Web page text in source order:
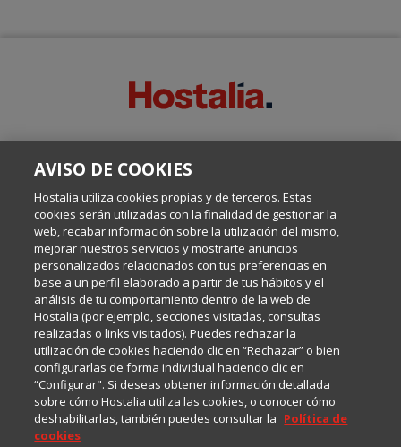
Escrito por el equipo de Comunicación de Hostalia, dirigido por
Internet y Tecnología.
Política de privacidad
Política de cookies
Aviso legal
AVISO DE COOKIES
Hostalia utiliza cookies propias y de terceros. Estas
cookies serán utilizadas con la finalidad de gestionar la
web, recabar información sobre la utilización del mismo,
mejorar nuestros servicios y mostrarte anuncios
personalizados relacionados con tus preferencias en
base a un perfil elaborado a partir de tus hábitos y el
análisis de tu comportamiento dentro de la web de
Hostalia (por ejemplo, secciones visitadas, consultas
realizadas o links visitados). Puedes rechazar la
utilización de cookies haciendo clic en “Rechazar” o bien
configurarlas de forma individual haciendo clic en
“Configurar". Si deseas obtener información detallada
sobre cómo Hostalia utiliza las cookies, o conocer cómo
deshabilitarlas, también puedes consultar la Política de
cookies